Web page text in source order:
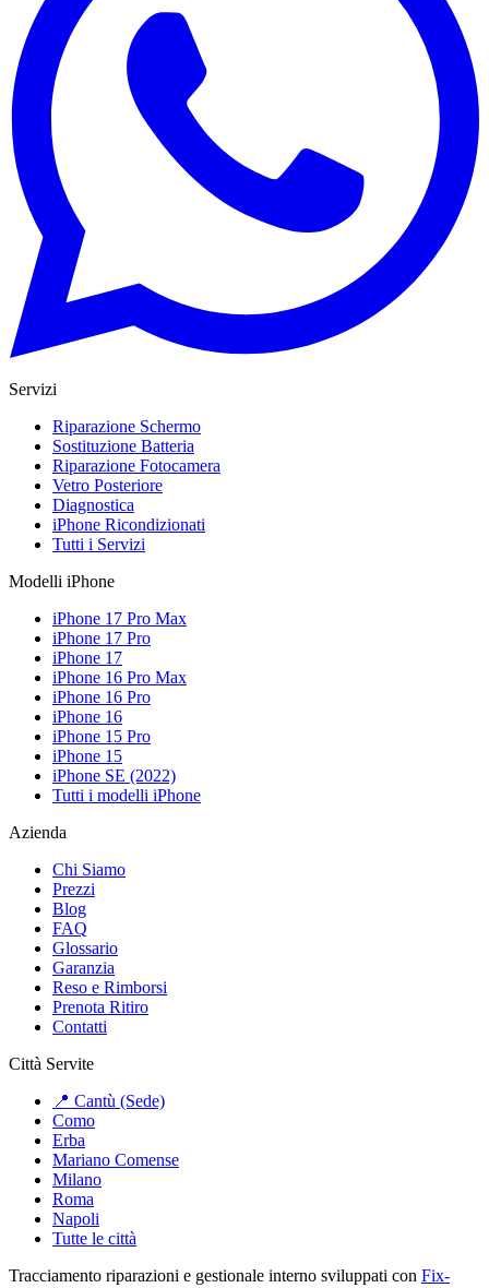
Servizi
Riparazione Schermo
Sostituzione Batteria
Riparazione Fotocamera
Vetro Posteriore
Diagnostica
iPhone Ricondizionati
Tutti i Servizi
Modelli iPhone
iPhone 17 Pro Max
iPhone 17 Pro
iPhone 17
iPhone 16 Pro Max
iPhone 16 Pro
iPhone 16
iPhone 15 Pro
iPhone 15
iPhone SE (2022)
Tutti i modelli iPhone
Azienda
Chi Siamo
Prezzi
Blog
FAQ
Glossario
Garanzia
Reso e Rimborsi
Prenota Ritiro
Contatti
Città Servite
📍 Cantù (Sede)
Como
Erba
Mariano Comense
Milano
Roma
Napoli
Tutte le città
Tracciamento riparazioni e gestionale interno sviluppati con Fix-